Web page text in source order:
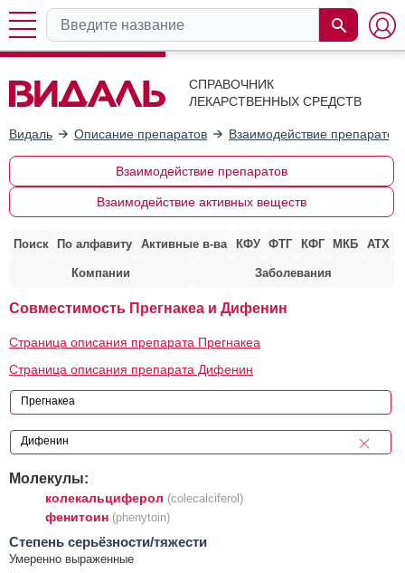
СПРАВОЧНИК
ЛЕКАРСТВЕННЫХ СРЕДСТВ
Видаль Описание препаратов Взаимодействие препаратов
Взаимодействие препаратов
Взаимодействие активных веществ
Поиск По алфавиту Активные в-ва КФУ ФТГ КФГ МКБ АТХ
Компании Заболевания
Совместимость Прегнакеа и Дифенин
Страница описания препарата Прегнакеа
Страница описания препарата Дифенин
Молекулы:
колекальциферол (colecalciferol)
фенитоин (phenytoin)
Cтепень серьёзности/тяжести
Умеренно выраженные